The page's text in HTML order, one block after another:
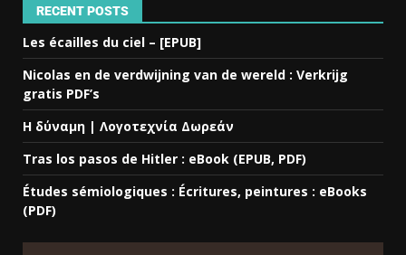
RECENT POSTS
Les écailles du ciel – [EPUB]
Nicolas en de verdwijning van de wereld : Verkrijg
gratis PDF’s
Η δύναμη | Λογοτεχνία Δωρεάν
Tras los pasos de Hitler : eBook (EPUB, PDF)
Études sémiologiques : Écritures, peintures : eBooks
(PDF)